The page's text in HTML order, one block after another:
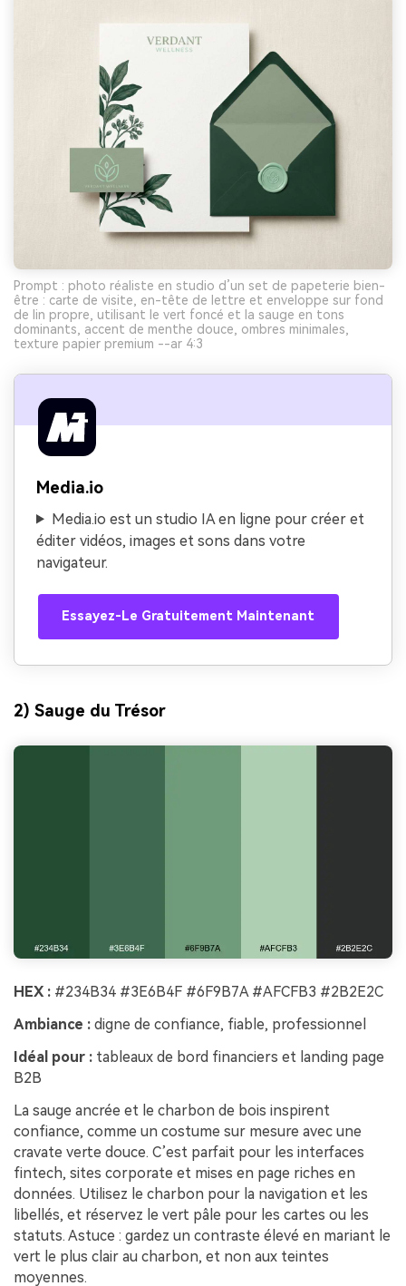
Prompt : photo réaliste en studio d’un set de papeterie bien-
être : carte de visite, en-tête de lettre et enveloppe sur fond
de lin propre, utilisant le vert foncé et la sauge en tons
dominants, accent de menthe douce, ombres minimales,
texture papier premium --ar 4:3
Media.io
Media.io est un studio IA en ligne pour créer et
éditer vidéos, images et sons dans votre
navigateur.
Essayez-Le Gratuitement Maintenant
2) Sauge du Trésor
HEX : #234B34 #3E6B4F #6F9B7A #AFCFB3 #2B2E2C
Ambiance : digne de confiance, fiable, professionnel
Idéal pour : tableaux de bord financiers et landing page
B2B
La sauge ancrée et le charbon de bois inspirent
confiance, comme un costume sur mesure avec une
cravate verte douce. C’est parfait pour les interfaces
fintech, sites corporate et mises en page riches en
données. Utilisez le charbon pour la navigation et les
libellés, et réservez le vert pâle pour les cartes ou les
statuts. Astuce : gardez un contraste élevé en mariant le
vert le plus clair au charbon, et non aux teintes
moyennes.